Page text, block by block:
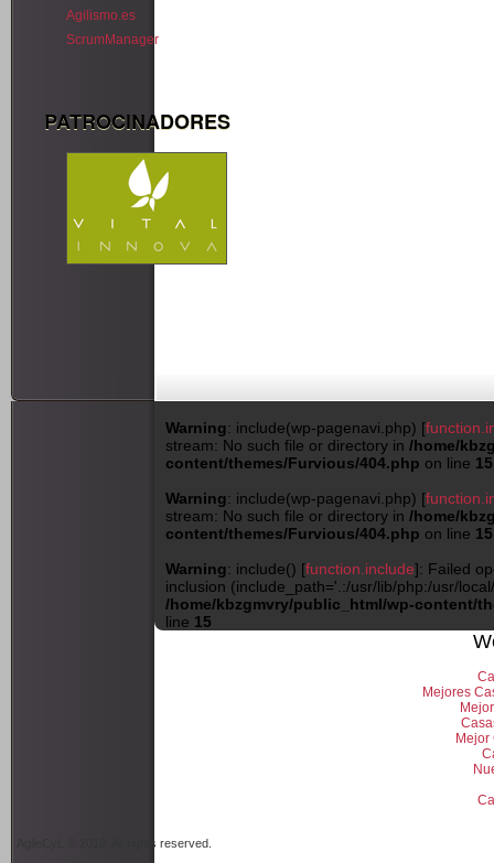
Agilismo.es
ScrumManager
PATROCINADORES
Warning: include(wp-pagenavi.php) [
stream: No such file or directory in /home/
content/themes/Furvious/404.php on line 15
Warning: include(wp-pagenavi.php) [
stream: No such file or directory in /home/
content/themes/Furvious/404.php on line 15
Warning: include() [function.include]: Failed
inclusion (include_path='.:/usr/lib/php:/usr/
/home/kbzgmvry/public_html/wp-content/
line 15
Mejores
Mejor
AgileCyL © 2010. All rights reserved.